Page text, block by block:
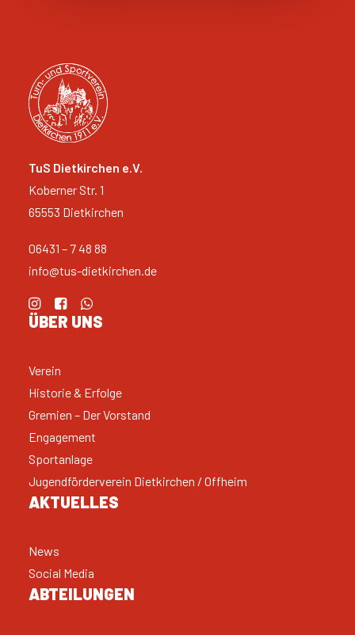
TuS Dietkirchen e.V.
Koberner Str. 1
65553 Dietkirchen
06431 – 7 48 88
info@tus-dietkirchen.de
ÜBER UNS
Verein
Historie & Erfolge
Gremien – Der Vorstand
Engagement
Sportanlage
Jugendförderverein Dietkirchen / Offheim
AKTUELLES
News
Social Media
ABTEILUNGEN